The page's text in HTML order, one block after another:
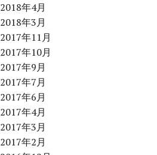
2018年4月
2018年3月
2017年11月
2017年10月
2017年9月
2017年7月
2017年6月
2017年4月
2017年3月
2017年2月